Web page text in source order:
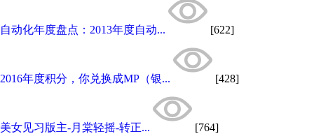
自动化年度盘点：2013年度自动... [622]
2016年度积分，你兑换成MP（银... [428]
美女见习版主-月棠轻摇-转正... [764]